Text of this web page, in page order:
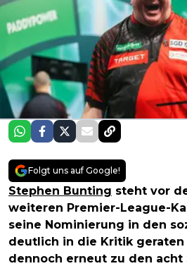
Folgt uns auf Google!
Stephen Bunting steht vor
weiteren Premier-League-
seine Nominierung in den
deutlich in die Kritik
dennoch erneut zu den acht